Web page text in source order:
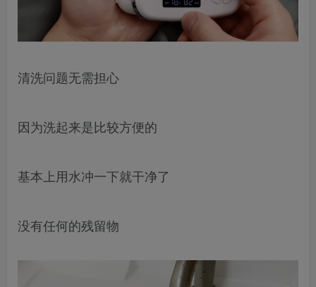
清洗问题无需担心
因为洗起来是比较方便的
基本上用水冲一下就干净了
没有任何的残留物